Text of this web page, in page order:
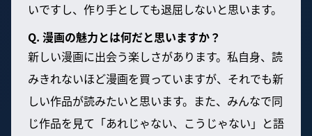
いですし、作り手としても退屈しないと思います。
Q. 漫画の魅力とは何だと思いますか？
新しい漫画に出会う楽しさがあります。私自身、読
みきれないほど漫画を買っていますが、それでも新
しい作品が読みたいと思います。また、みんなで同
じ作品を見て「あれじゃない、こうじゃない」と語